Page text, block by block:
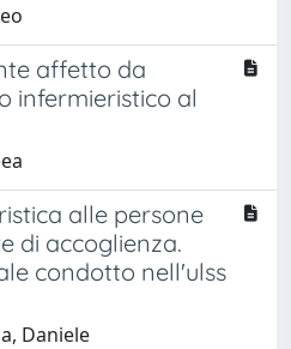
affetto da
infermieristico al
alle persone
di accoglienza.
condotto nell'ulss
Daniele